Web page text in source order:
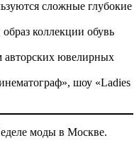
сложные глубокие
коллекции обувь
авторских ювелирных
шоу «Ladies
моды в Москве.